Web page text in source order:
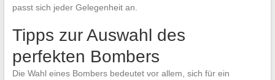
passt sich jeder Gelegenheit an.
Tipps zur Auswahl des
perfekten Bombers
Die Wahl eines Bombers bedeutet vor allem, sich für ein